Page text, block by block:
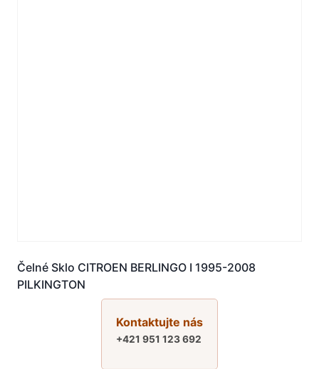
Čelné Sklo CITROEN BERLINGO I 1995-2008
PILKINGTON
Kontaktujte nás
+421 951 123 692